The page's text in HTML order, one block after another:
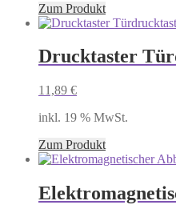
Zum Produkt
Drucktaster
11,89 €
inkl. 19 % MwSt.
Zum Produkt